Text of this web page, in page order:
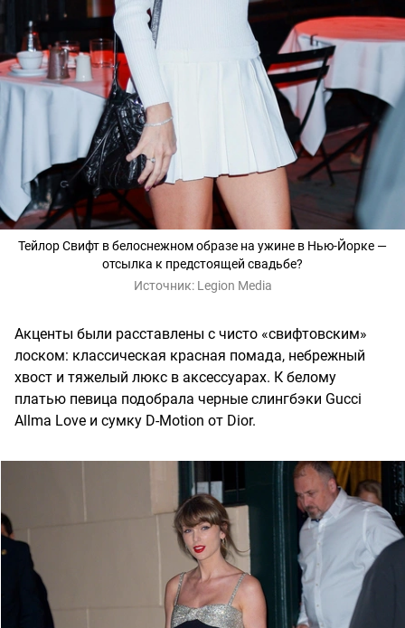
Тейлор Свифт в белоснежном образе на ужине в Нью-Йорке —
отсылка к предстоящей свадьбе?
Источник: Legion Media
Акценты были расставлены с чисто «свифтовским»
лоском: классическая красная помада, небрежный
хвост и тяжелый люкс в аксессуарах. К белому
платью певица подобрала черные слингбэки Gucci
Allma Love и сумку D-Motion от Dior.